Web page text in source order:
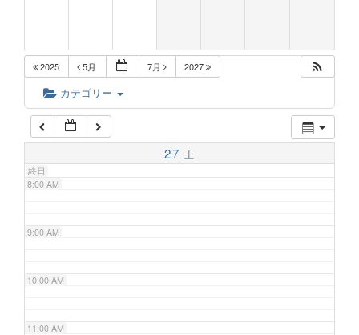
2025 5月 7月 2027
カテゴリー
27 土
終日
6:00 AM
7:00 AM
8:00 AM
9:00 AM
10:00 AM
11:00 AM